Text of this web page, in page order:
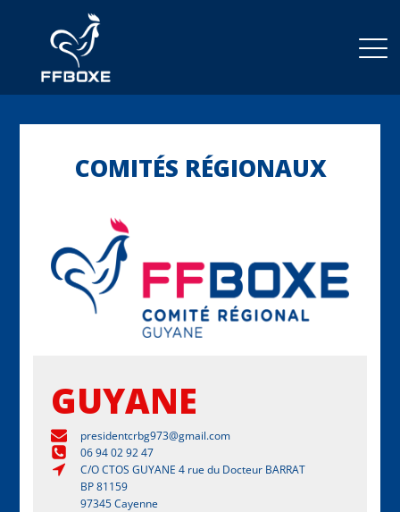
COMITÉS RÉGIONAUX
GUYANE
presidentcrbg973@gmail.com
06 94 02 92 47
C/O CTOS GUYANE 4 rue du Docteur BARRAT
BP 81159
97345 Cayenne